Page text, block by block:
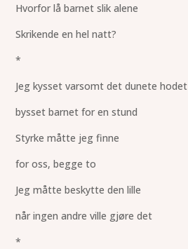
Hvorfor lå barnet slik alene
Skrikende en hel natt?
*
Jeg kysset varsomt det dunete hodet
bysset barnet for en stund
Styrke måtte jeg finne
for oss, begge to
Jeg måtte beskytte den lille
når ingen andre ville gjøre det
*